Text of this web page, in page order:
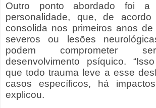
Outro ponto abordado foi a
personalidade, que, de
consolida nos primeiros anos de
severos ou lesões
podem comprometer
desenvolvimento psíquico.
que todo trauma leve a esse
casos específicos, há impactos
explicou.